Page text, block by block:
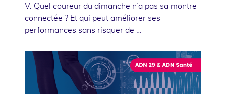
V. Quel coureur du dimanche n’a pas sa montre
connectée ? Et qui peut améliorer ses
performances sans risquer de …